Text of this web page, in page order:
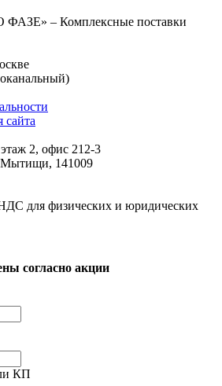
ФАЗЕ» – Комплексные поставки
сайта
2, офис 212-3
Мытищи, 141009
для физических и юридических
согласно акции
КП